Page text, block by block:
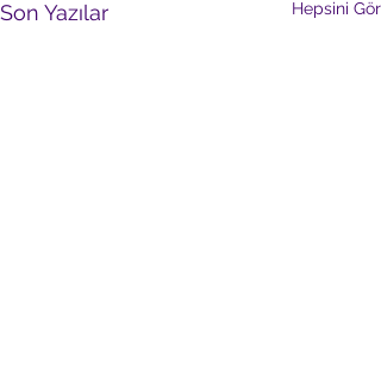
Son Yazılar Hepsini Gör